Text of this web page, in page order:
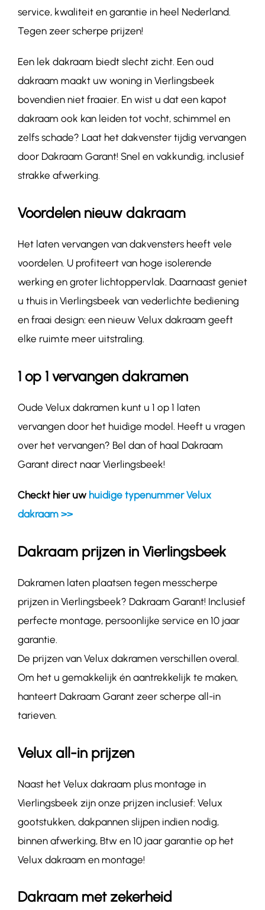
service, kwaliteit en garantie in heel Nederland.
Tegen zeer scherpe prijzen!
Een lek dakraam biedt slecht zicht. Een oud
dakraam maakt uw woning in Vierlingsbeek
bovendien niet fraaier. En wist u dat een kapot
dakraam ook kan leiden tot vocht, schimmel en
zelfs schade? Laat het dakvenster tijdig vervangen
door Dakraam Garant! Snel en vakkundig, inclusief
strakke afwerking.
Voordelen nieuw dakraam
Het laten vervangen van dakvensters heeft vele
voordelen. U profiteert van hoge isolerende
werking en groter lichtoppervlak. Daarnaast geniet
u thuis in Vierlingsbeek van vederlichte bediening
en fraai design: een nieuw Velux dakraam geeft
elke ruimte meer uitstraling.
1 op 1 vervangen dakramen
Oude Velux dakramen kunt u 1 op 1 laten
vervangen door het huidige model. Heeft u vragen
over het vervangen? Bel dan of haal Dakraam
Garant direct naar Vierlingsbeek!
Checkt hier uw huidige typenummer Velux
dakraam >>
Dakraam prijzen in Vierlingsbeek
Dakramen laten plaatsen tegen messcherpe
prijzen in Vierlingsbeek? Dakraam Garant! Inclusief
perfecte montage, persoonlijke service en 10 jaar
garantie.
De prijzen van Velux dakramen verschillen overal.
Om het u gemakkelijk én aantrekkelijk te maken,
hanteert Dakraam Garant zeer scherpe all-in
tarieven.
Velux all-in prijzen
Naast het Velux dakraam plus montage in
Vierlingsbeek zijn onze prijzen inclusief: Velux
gootstukken, dakpannen slijpen indien nodig,
binnen afwerking, Btw en 10 jaar garantie op het
Velux dakraam en montage!
Dakraam met zekerheid